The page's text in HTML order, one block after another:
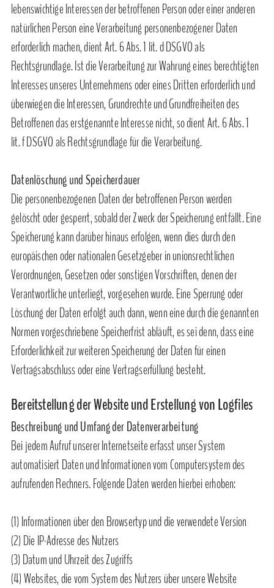
lebenswichtige Interessen der betroffenen Person oder einer anderen
natürlichen Person eine Verarbeitung personenbezogener Daten
erforderlich machen, dient Art. 6 Abs. 1 lit. d DSGVO als
Rechtsgrundlage. Ist die Verarbeitung zur Wahrung eines berechtigten
Interesses unseres Unternehmens oder eines Dritten erforderlich und
überwiegen die Interessen, Grundrechte und Grundfreiheiten des
Betroffenen das erstgenannte Interesse nicht, so dient Art. 6 Abs. 1
lit. f DSGVO als Rechtsgrundlage für die Verarbeitung.
Datenlöschung und Speicherdauer
Die personenbezogenen Daten der betroffenen Person werden
gelöscht oder gesperrt, sobald der Zweck der Speicherung entfällt. Eine
Speicherung kann darüber hinaus erfolgen, wenn dies durch den
europäischen oder nationalen Gesetzgeber in unionsrechtlichen
Verordnungen, Gesetzen oder sonstigen Vorschriften, denen der
Verantwortliche unterliegt, vorgesehen wurde. Eine Sperrung oder
Löschung der Daten erfolgt auch dann, wenn eine durch die genannten
Normen vorgeschriebene Speicherfrist abläuft, es sei denn, dass eine
Erforderlichkeit zur weiteren Speicherung der Daten für einen
Vertragsabschluss oder eine Vertragserfüllung besteht.
Bereitstellung der Website und Erstellung von Logfiles
Beschreibung und Umfang der Datenverarbeitung
Bei jedem Aufruf unserer Internetseite erfasst unser System
automatisiert Daten und Informationen vom Computersystem des
aufrufenden Rechners. Folgende Daten werden hierbei erhoben:
(1) Informationen über den Browsertyp und die verwendete Version
(2) Die IP-Adresse des Nutzers
(3) Datum und Uhrzeit des Zugriffs
(4) Websites, die vom System des Nutzers über unsere Website